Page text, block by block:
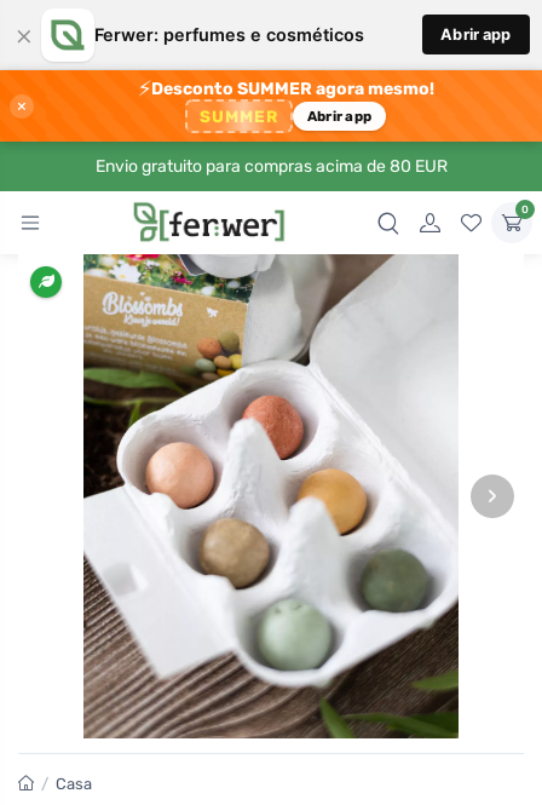
× Ferwer: perfumes e cosméticos Abrir app
×
⚡Desconto SUMMER agora mesmo!
SUMMER Abrir app
Envio gratuito para compras acima de 80 EUR
0
›
/ Casa